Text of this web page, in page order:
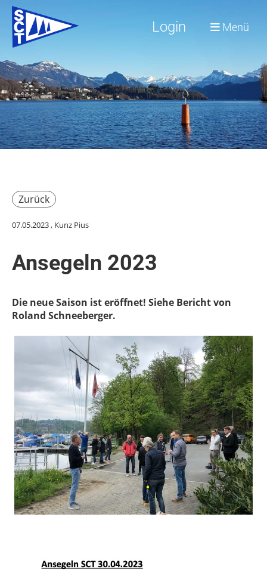
Login Menü
Zurück
07.05.2023, Kunz Pius
Ansegeln 2023
Die neue Saison ist eröffnet! Siehe Bericht von
Roland Schneeberger.